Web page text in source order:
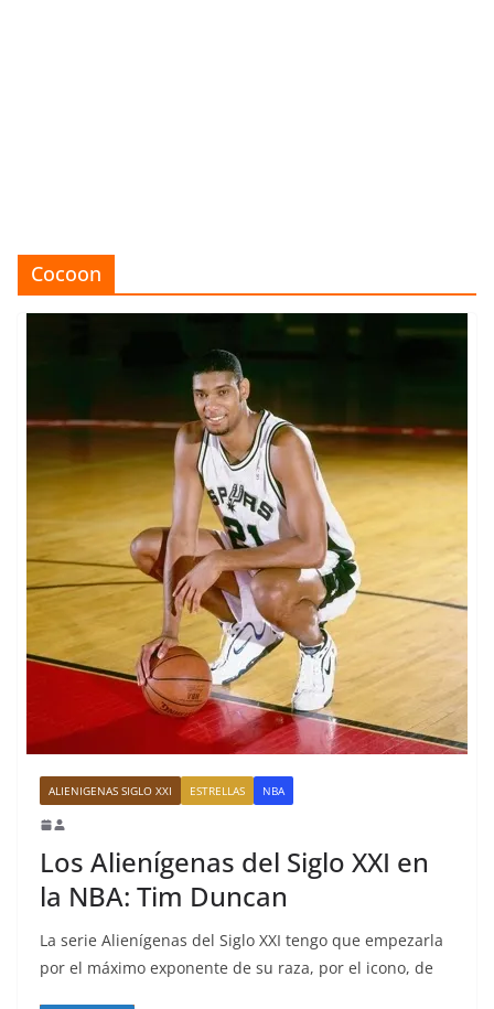
Cocoon
ALIENIGENAS SIGLO XXI ESTRELLAS NBA
Los Alienígenas del Siglo XXI en
la NBA: Tim Duncan
La serie Alienígenas del Siglo XXI tengo que empezarla
por el máximo exponente de su raza, por el icono, de